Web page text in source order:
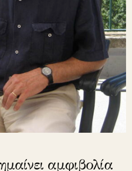
αμφιβολία